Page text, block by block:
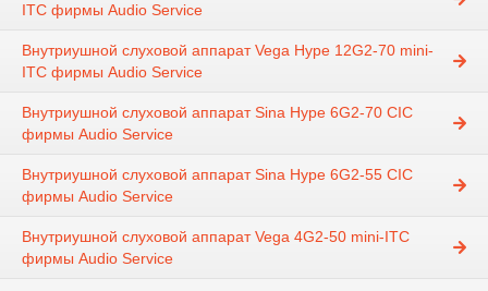
ITC фирмы Audio Service
Внутриушной слуховой аппарат Vega Hype 12G2-70 mini-
ITC фирмы Audio Service
Внутриушной слуховой аппарат Sina Hype 6G2-70 CIC
фирмы Audio Service
Внутриушной слуховой аппарат Sina Hype 6G2-55 CIC
фирмы Audio Service
Внутриушной слуховой аппарат Vega 4G2-50 mini-ITC
фирмы Audio Service